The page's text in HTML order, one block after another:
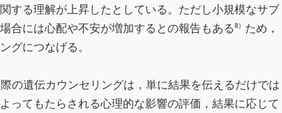
する理解が上昇したとしている。ただし小規模なサブ
合には心配や不安が増加するとの報告もある8） ため，
グにつなげる。
の遺伝カウンセリングは，単に結果を伝えるだけでは
ってもたらされる心理的な影響の評価，結果に応じて